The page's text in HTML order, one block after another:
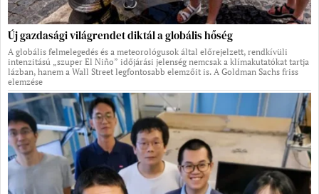
Új gazdasági világrendet diktál a globális hőség
A globális felmelegedés és a meteorológusok által előrejelzett, rendkívüli
intenzitású „szuper El Niño” időjárási jelenség nemcsak a klímakutatókat tartja
lázban, hanem a Wall Street legfontosabb elemzőit is. A Goldman Sachs friss
elemzése